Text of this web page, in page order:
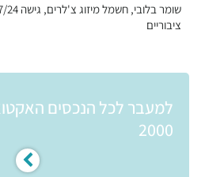
ציבוריים
למעבר לכל הנכסים
2000